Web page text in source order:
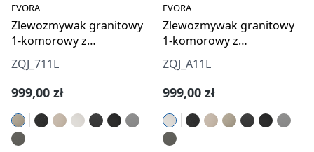
EVORA
Zlewozmywak granitowy
1-komorowy z
ociekaczem - lewy
ZQJ_711L
Cena regularna:
999,00 zł
EVORA
Zlewozmywak granitowy
1-komorowy z
ociekaczem - lewy
ZQJ_A11L
Cena regularna:
999,00 zł